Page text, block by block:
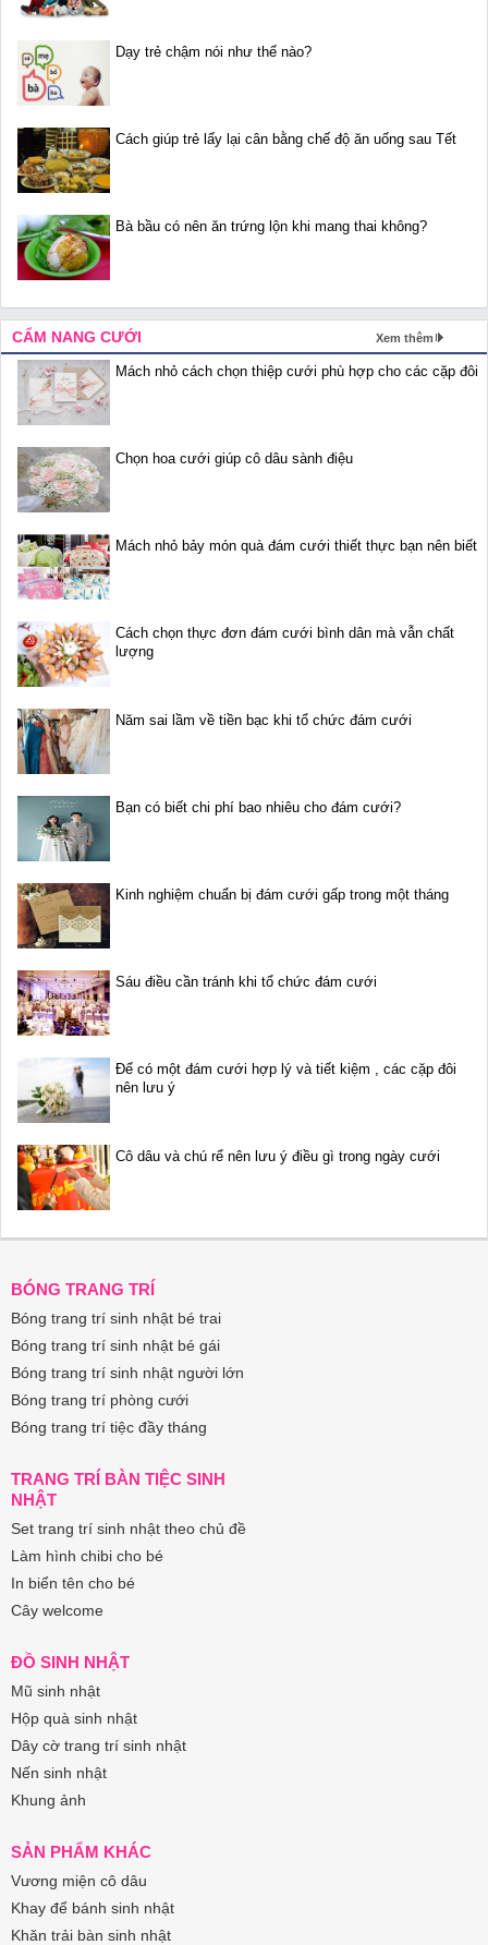
Dạy trẻ chậm nói như thế nào?
Cách giúp trẻ lấy lại cân bằng chế độ ăn uống sau Tết
Bà bầu có nên ăn trứng lộn khi mang thai không?
CẨM NANG CƯỚI Xem thêm
Mách nhỏ cách chọn thiệp cưới phù hợp cho các cặp đôi
Chọn hoa cưới giúp cô dâu sành điệu
Mách nhỏ bảy món quà đám cưới thiết thực bạn nên biết
Cách chọn thực đơn đám cưới bình dân mà vẫn chất
lượng
Năm sai lầm về tiền bạc khi tổ chức đám cưới
Bạn có biết chi phí bao nhiêu cho đám cưới?
Kinh nghiệm chuẩn bị đám cưới gấp trong một tháng
Sáu điều cần tránh khi tổ chức đám cưới
Để có một đám cưới hợp lý và tiết kiệm , các cặp đôi
nên lưu ý
Cô dâu và chú rể nên lưu ý điều gì trong ngày cưới
BÓNG TRANG TRÍ
Bóng trang trí sinh nhật bé trai
Bóng trang trí sinh nhật bé gái
Bóng trang trí sinh nhật người lớn
Bóng trang trí phòng cưới
Bóng trang trí tiệc đầy tháng
TRANG TRÍ BÀN TIỆC SINH
NHẬT
Set trang trí sinh nhật theo chủ đề
Làm hình chibi cho bé
In biển tên cho bé
Cây welcome
ĐỒ SINH NHẬT
Mũ sinh nhật
Hộp quà sinh nhật
Dây cờ trang trí sinh nhật
Nến sinh nhật
Khung ảnh
SẢN PHẨM KHÁC
Vương miện cô dâu
Khay để bánh sinh nhật
Khăn trải bàn sinh nhật